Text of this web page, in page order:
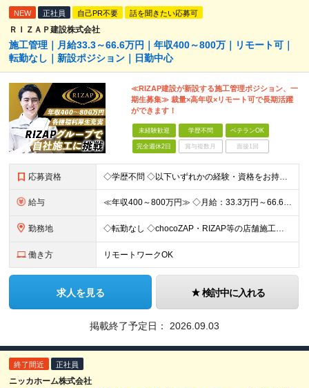
NEW 正社員 自己PR不要 話を聞きたい応募可
ＲＩＺＡＰ建設株式会社
施工管理｜月給33.3～66.6万円｜年収400～800万｜リモート可｜
転勤なし｜新設ポジション｜日勤中心
≪RIZAP建設が新設する施工管理ポジション、一
期生募集≫ 裁量×高年収×リモート可で長期活躍
ができます！
未経験歓迎 学歴不問 ベテランOK
完全週休2日 賞与複数月 面接1回
応募資格 ◇学歴不問 ◇以下いずれかの経験・資格をお持ちの方 ≪対象経験≫ ・店舗内装工事（フィットネス・飲食・物販など）の施工管理経験 ・電気/空調/給排水工事いずれかの施工管理経験（1年以上目安） ・職長
給与 ≪年収400～800万円≫ ◇月給：33.3万円～66.6万円 ◇残業代別途支給 ◇昇給年2回（実力次第でスピード昇給可能） スキル・経験に応じた評価制度 ￣￣￣￣￣￣￣￣￣￣￣￣￣ 新設チームのた
勤務地 ◇転勤なし ◇chocoZAP・RIZAP等の店舗施工を担当 ◇本社もしくは在宅での勤務になります 【本社所在地】 東京都新宿区西新宿8-17-1 住友不動産新宿グランドタワー36F 【転勤につい
働き方 リモートワークOK
求人を見る 検討中に入れる
掲載終了予定日： 2026.09.03
終了間近 正社員
ニッカホーム株式会社